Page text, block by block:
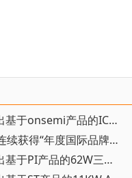
▪ 大联大世平集团推出基于onsemi产品的IC评估板方案
▪ 25年蝉联！大联大连续获得“年度国际品牌分销商”奖
▪ 大联大诠鼎集团推出基于PI产品的62W三输出定电压反激式电源解决方案